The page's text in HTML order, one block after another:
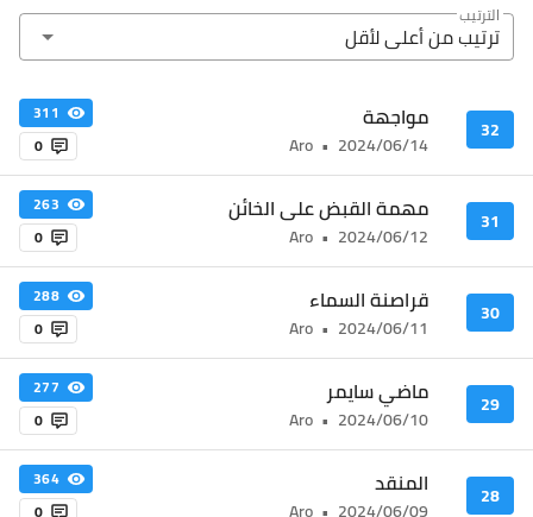
الترتيب
ترتيب من أعلى ﻷقل
32 مواجهة
2024/06/14
•
Aro
311
0
31 مهمة القبض على الخائن
2024/06/12
•
Aro
263
0
30 قراصنة السماء
2024/06/11
•
Aro
288
0
29 ماضي سايمر
2024/06/10
•
Aro
277
0
28 المنقد
2024/06/09
•
Aro
364